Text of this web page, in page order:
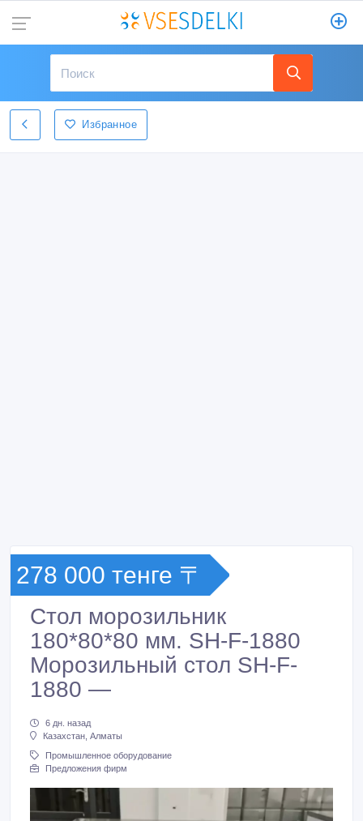
Избранное
278 000 тенге 〒
Стол морозильник
180*80*80 мм. SH-F-1880
Морозильный стол SH-F-
1880 —
6 дн. назад
Казахстан, Алматы
Промышленное оборудование
Предложения фирм